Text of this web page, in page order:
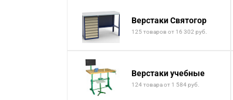
Верстаки Святогор
125 товаров от 16 302 руб.
Верстаки учебные
124 товара от 1 584 руб.